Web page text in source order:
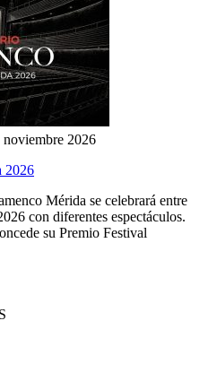
noviembre 2026
2026
Mérida se celebrará entre
con diferentes espectáculos.
su Premio Festival